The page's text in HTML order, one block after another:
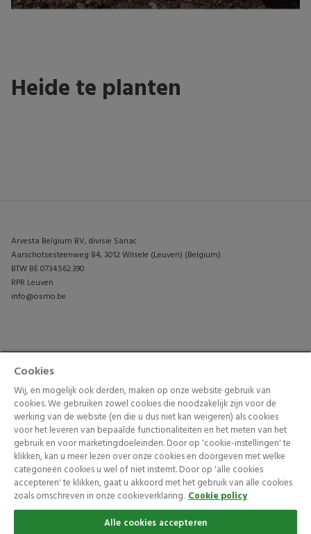
Heide te planten
Arvesta Belgium BV, divisie Sanac
Aarschotsesteenweg 84, 3012 Wilsele (Leuven) (Belgium)
BTW BE 0734.562.390
RPR Leuven
info@osmo.be
TUININSPIRATIE
© 2026 Arvesta. All rights reserved.
Terms & Conditions Cookie Policy Privacy Policy
Cookies
Wij, en mogelijk ook derden, maken op onze website gebruik van
cookies. We gebruiken zowel cookies die noodzakelijk zijn voor de
werking van de website (en die u dus niet kan weigeren) als cookies
voor het leveren van bepaalde functionaliteiten en het meten van het
gebruik en voor marketingdoeleinden. Door op 'cookie-instellingen' te
klikken, kan u meer lezen over onze cookies en doorgeven met welke
categorieën cookies u wel of niet instemt. Door op 'alle cookies
accepteren' te klikken, gaat u akkoord met het gebruik van alle cookies
zoals omschreven in onze cookieverklaring. Cookie policy
Alle cookies accepteren